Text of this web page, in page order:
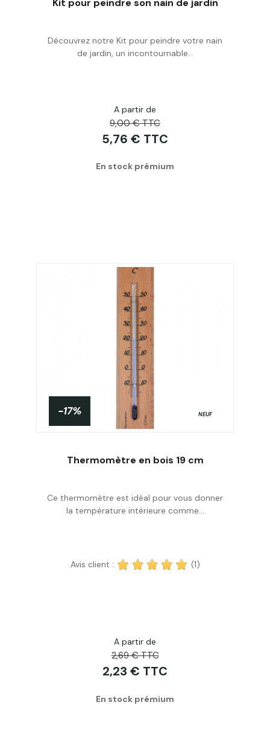
Acheter
Découvrez notre Kit pour peindre votre nain
de jardin, un incontournable...
A partir de
9,00 € TTC
5,76 € TTC
En stock prémium
Acheter
-17% NEUF
Thermomètre en bois 19 cm
Ce thermomètre est idéal pour vous donner
la température intérieure comme...
Avis client : (1)
A partir de
2,69 € TTC
2,23 € TTC
En stock prémium